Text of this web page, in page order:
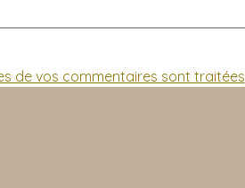
de vos commentaires sont traitées